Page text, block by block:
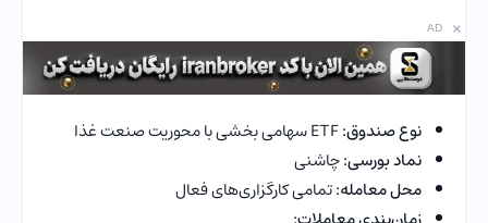
AD ×
نوع صندوق:ETF سهامی بخشی با محوریت صنعت غذا
نماد بورسی:چاشنی
محل معامله:تمامی کارگزاری‌های فعال